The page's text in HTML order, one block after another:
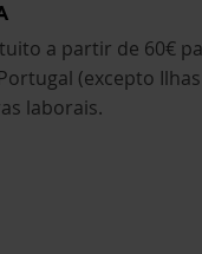
a partir de 60€
(excepto
laborais.